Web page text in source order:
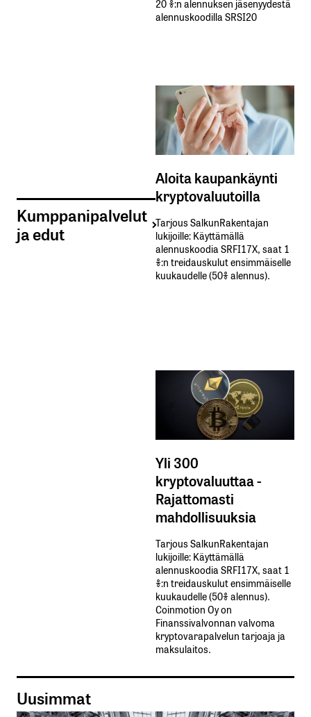
Kumppanipalvelut
ja edut
20 %:n alennuksen jäsenyydestä
alennuskoodilla SRSI20
Aloita kaupankäynti
kryptovaluutoilla
Tarjous SalkunRakentajan
lukijoille: Käyttämällä​ ​
alennuskoodia​ ​SRFI17X,​ ​saat​ ​1
%:n treidauskulut​ ​ensimmäiselle​ ​
kuukaudelle​ ​(50%​ ​alennus).
Yli 300
kryptovaluuttaa -
Rajattomasti
mahdollisuuksia
Tarjous SalkunRakentajan
lukijoille: Käyttämällä​ ​
alennuskoodia​ ​SRFI17X,​ ​saat​ ​1
%:n treidauskulut​ ​ensimmäiselle​ ​
kuukaudelle​ ​(50%​ ​alennus).
Coinmotion Oy on
Finanssivalvonnan valvoma
kryptovarapalvelun tarjoaja ja
maksulaitos.
Uusimmat